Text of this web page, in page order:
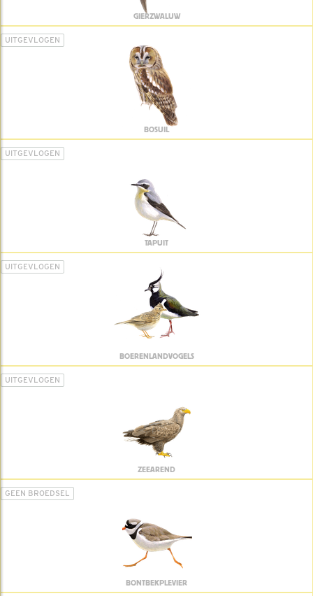
GIERZWALUW
UITGEVLOGEN
BOSUIL
UITGEVLOGEN
TAPUIT
UITGEVLOGEN
BOERENLANDVOGELS
UITGEVLOGEN
ZEEAREND
GEEN BROEDSEL
BONTBEKPLEVIER